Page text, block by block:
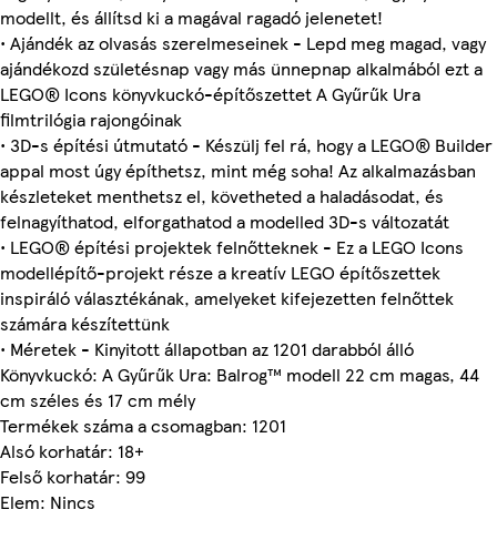
modellt, és állítsd ki a magával ragadó jelenetet!
• Ajándék az olvasás szerelmeseinek ⁠- Lepd meg magad, vagy
ajándékozd születésnap vagy más ünnepnap alkalmából ezt a
LEGO® Icons könyvkuckó-építőszettet A Gyűrűk Ura
filmtrilógia rajongóinak
• 3D-s építési útmutató - Készülj fel rá, hogy a LEGO® Builder
appal most úgy építhetsz, mint még soha! Az alkalmazásban
készleteket menthetsz el, követheted a haladásodat, és
felnagyíthatod, elforgathatod a modelled 3D-s változatát
• LEGO® építési projektek felnőtteknek ⁠- Ez a LEGO Icons
modellépítő-projekt része a kreatív LEGO építőszettek
inspiráló választékának, amelyeket kifejezetten felnőttek
számára készítettünk
• Méretek - Kinyitott állapotban az 1201 darabból álló
Könyvkuckó: A Gyűrűk Ura: Balrog™ modell 22 cm magas, 44
cm széles és 17 cm mély
Termékek száma a csomagban: 1201
Alsó korhatár: 18+
Felső korhatár: 99
Elem: Nincs